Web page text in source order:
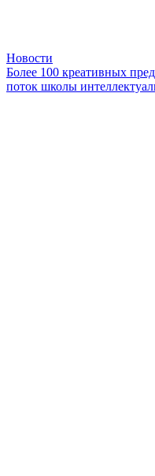
Новости
Более 100 креативных
поток школы